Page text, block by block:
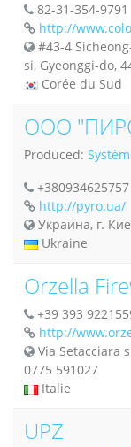
82-31-354-9791
http://
#43-4
si, Gyeonggi-do,
Corée du Sud
ООО
Produced:
+380934625757
http://pyro.ua/
Украина, г.
Ukraine
Orzella
+39 393
http://
Via Setacciara
0775 591027
Italie
UPZ